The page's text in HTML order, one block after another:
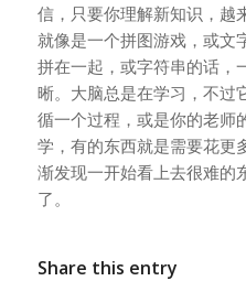
信，只要你理解新知识，越
就像是一个拼图游戏，或文
拼在一起，或字符串的话，
晰。大脑总是在学习，不过
循一个过程，或是你的老师
学，有的东西就是需要花更
渐发现一开始看上去很难的
了。
Share this entry